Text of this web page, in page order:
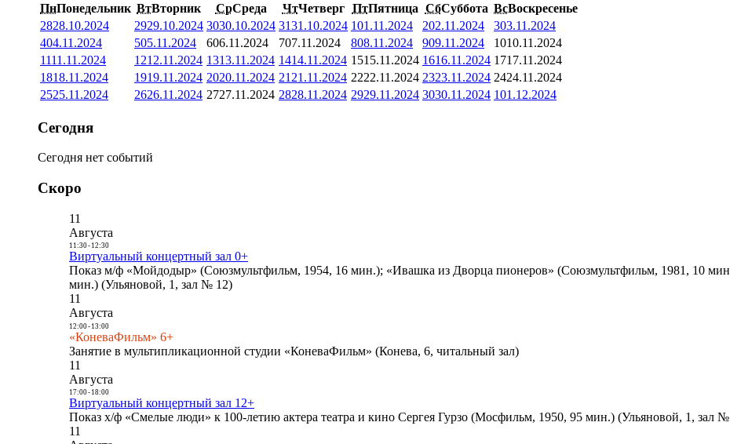
ПнПонедельник ВтВторник СрСреда ЧтЧетверг ПтПятница СбСуббота ВсВоскресенье
2828.10.2024 2929.10.2024 3030.10.2024 3131.10.2024 101.11.2024 202.11.2024 303.11.2024
404.11.2024 505.11.2024 606.11.2024 707.11.2024 808.11.2024 909.11.2024 1010.11.2024
1111.11.2024 1212.11.2024 1313.11.2024 1414.11.2024 1515.11.2024 1616.11.2024 1717.11.2024
1818.11.2024 1919.11.2024 2020.11.2024 21 21.11.2024 2222.11.2024 2323.11.2024 2424.11.2024
2525.11.2024 2626.11.2024 2727.11.2024 2828.11.2024 2929.11.2024 3030.11.2024 101.12.2024
Сегодня
Сегодня нет событий
Скоро
11
Августа
11:30- 12:30
Виртуальный концертный зал 0+
Показ м/ф «Мойдодыр» (Союзмультфильм, 1954, 16 мин.); «Ивашка из Дворца пионеров» (Союзмультфильм, 1981, 10
мин.) (Ульяновой, 1, зал № 12)
11
Августа
12:00- 13:00
«КоневаФильм» 6+
Занятие в мультипликационной студии «КоневаФильм» (Конева, 6, читальный зал)
11
Августа
17:00- 18:00
Виртуальный концертный зал 12+
Показ х/ф «Смелые люди» к 100-летию актера театра и кино Сергея Гурзо (Мосфильм, 1950, 95 мин.) (Ульяновой, 1, зал
11